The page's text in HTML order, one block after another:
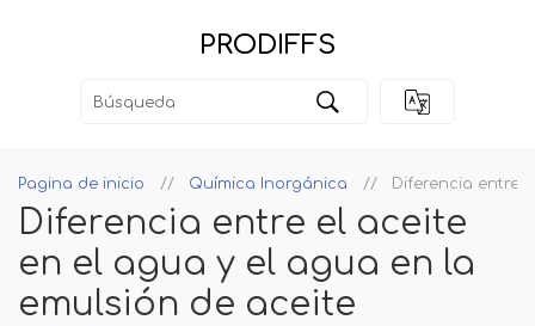
PRODIFFS
Pagina de inicio Química Inorgánica Diferencia entre
Diferencia entre el aceite
en el agua y el agua en la
emulsión de aceite